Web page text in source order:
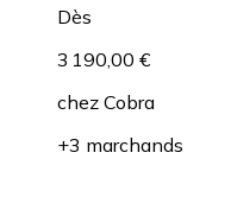
Dès
3 190,00 €
chez Cobra
+3 marchands